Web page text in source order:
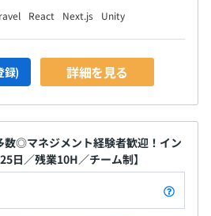
React Next.js Unity
録) 詳細を見る
数◎マネジメント経験者歓迎！イン
日／残業10H／チーム制】